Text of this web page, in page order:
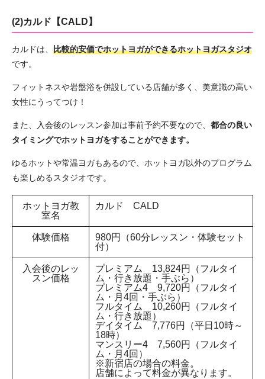
(2)カルド【CALD】
カルドは、 比較的安価でホットヨガができるホットヨガスタジオ
です。
フィットネスや岩盤浴を併設している店舗が多く、美意識の高い
女性にうってつけ！
また、入会後のレッスン参加は事前予約不要なので、 都合の良い
タイミングでホットヨガをすることができます。
ゆるホットや常温ヨガもあるので、ホットヨガ以外のプログラム
も楽しめるスタジオです。
ホットヨガ教
室名
カルド CALD
体験価格
980円（60分レッスン・体験セット
付）
入会後のレッ
スン価格
プレミアム 13,824円（フルタイ
ム・行き放題・手ぶら）
プレミアム4 9,720円（フルタイ
ム・月4回・手ぶら）
フルタイム 10,260円（フルタイ
ム・行き放題）
デイタイム 7,776円（平日10時～
18時）
マンスリー4 7,560円（フルタイ
ム・月4回）
※新宿店の場合の料金。
店舗によって料金が異なります。